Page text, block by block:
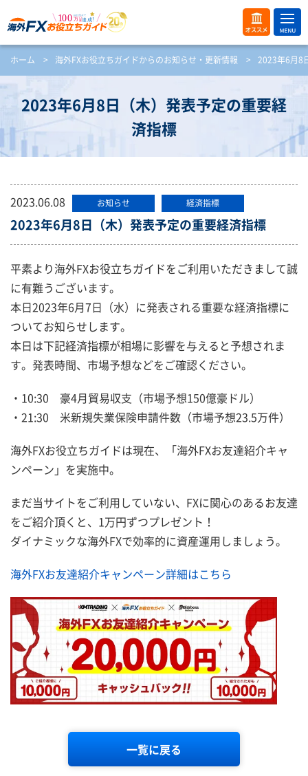
オス
スメ
ME
NU
開
く
ホーム > 海外FXお役立ちガイドからのお知らせ・更新情報 > 2023年6月8
2023年6月8日（木）発表予定の重要経
済指標
2023.06.08 お知らせ 経済指標
2023年6月8日（木）発表予定の重要経済指標
平素より海外FXお役立ちガイドをご利用いただきまして誠
に有難うございます。
本日2023年6月7日（水）に発表される重要な経済指標に
ついてお知らせします。
本日は下記経済指標が相場に影響を与えると予想されま
す。発表時間、市場予想などをご確認ください。
・10:30 豪4月貿易収支（市場予想150億豪ドル）
・21:30 米新規失業保険申請件数（市場予想23.5万件）
海外FXお役立ちガイドは現在、「海外FXお友達紹介キャ
ンペーン」を実施中。
まだ当サイトをご利用していない、FXに関心のあるお友達
をご紹介頂くと、1万円ずつプレゼント！
ダイナミックな海外FXで効率的に資産運用しましょう。
海外FXお友達紹介キャンペーン詳細はこちら
一覧に戻る